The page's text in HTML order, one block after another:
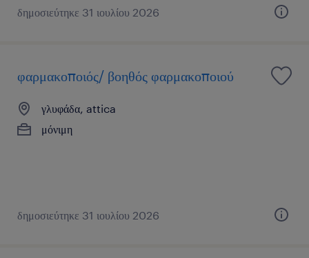
δημοσιεύτηκε 31 ιουλίου 2026
φαρμακοποιός/ βοηθός φαρμακοποιού
γλυφάδα, attica
μόνιμη
δημοσιεύτηκε 31 ιουλίου 2026